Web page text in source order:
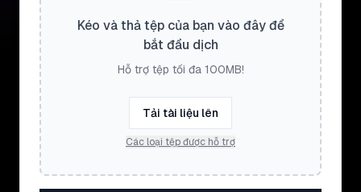
Kéo và thả tệp của bạn vào đây để
bắt đầu dịch
Hỗ trợ tệp tối đa 100MB!
Tải tài liệu lên
Các loại tệp được hỗ trợ